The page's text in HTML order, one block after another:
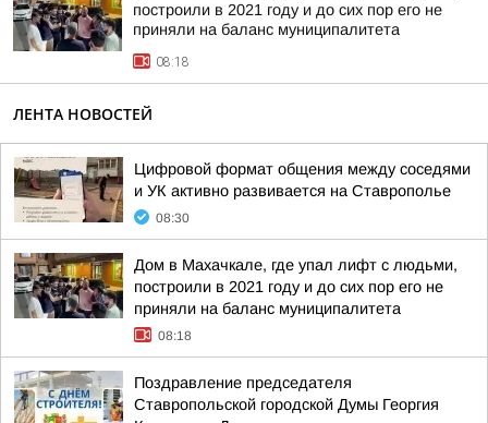
построили в 2021 году и до сих пор его не
приняли на баланс муниципалитета
08:18
ЛЕНТА НОВОСТЕЙ
Цифровой формат общения между соседями
и УК активно развивается на Ставрополье
08:30
Дом в Махачкале, где упал лифт с людьми,
построили в 2021 году и до сих пор его не
приняли на баланс муниципалитета
08:18
Поздравление председателя
Ставропольской городской Думы Георгия